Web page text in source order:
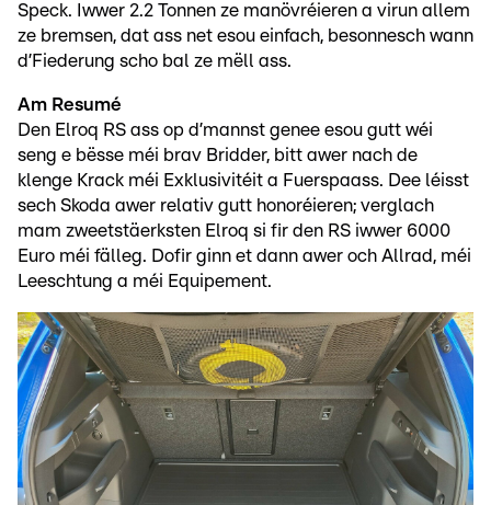
Speck. Iwwer 2.2 Tonnen ze manövréieren a virun allem
ze bremsen, dat ass net esou einfach, besonnesch wann
d’Fiederung scho bal ze mëll ass.
Am Resumé
Den Elroq RS ass op d’mannst genee esou gutt wéi
seng e bësse méi brav Bridder, bitt awer nach de
klenge Krack méi Exklusivitéit a Fuerspaass. Dee léisst
sech Skoda awer relativ gutt honoréieren; verglach
mam zweetstäerksten Elroq si fir den RS iwwer 6000
Euro méi fälleg. Dofir ginn et dann awer och Allrad, méi
Leeschtung a méi Equipement.